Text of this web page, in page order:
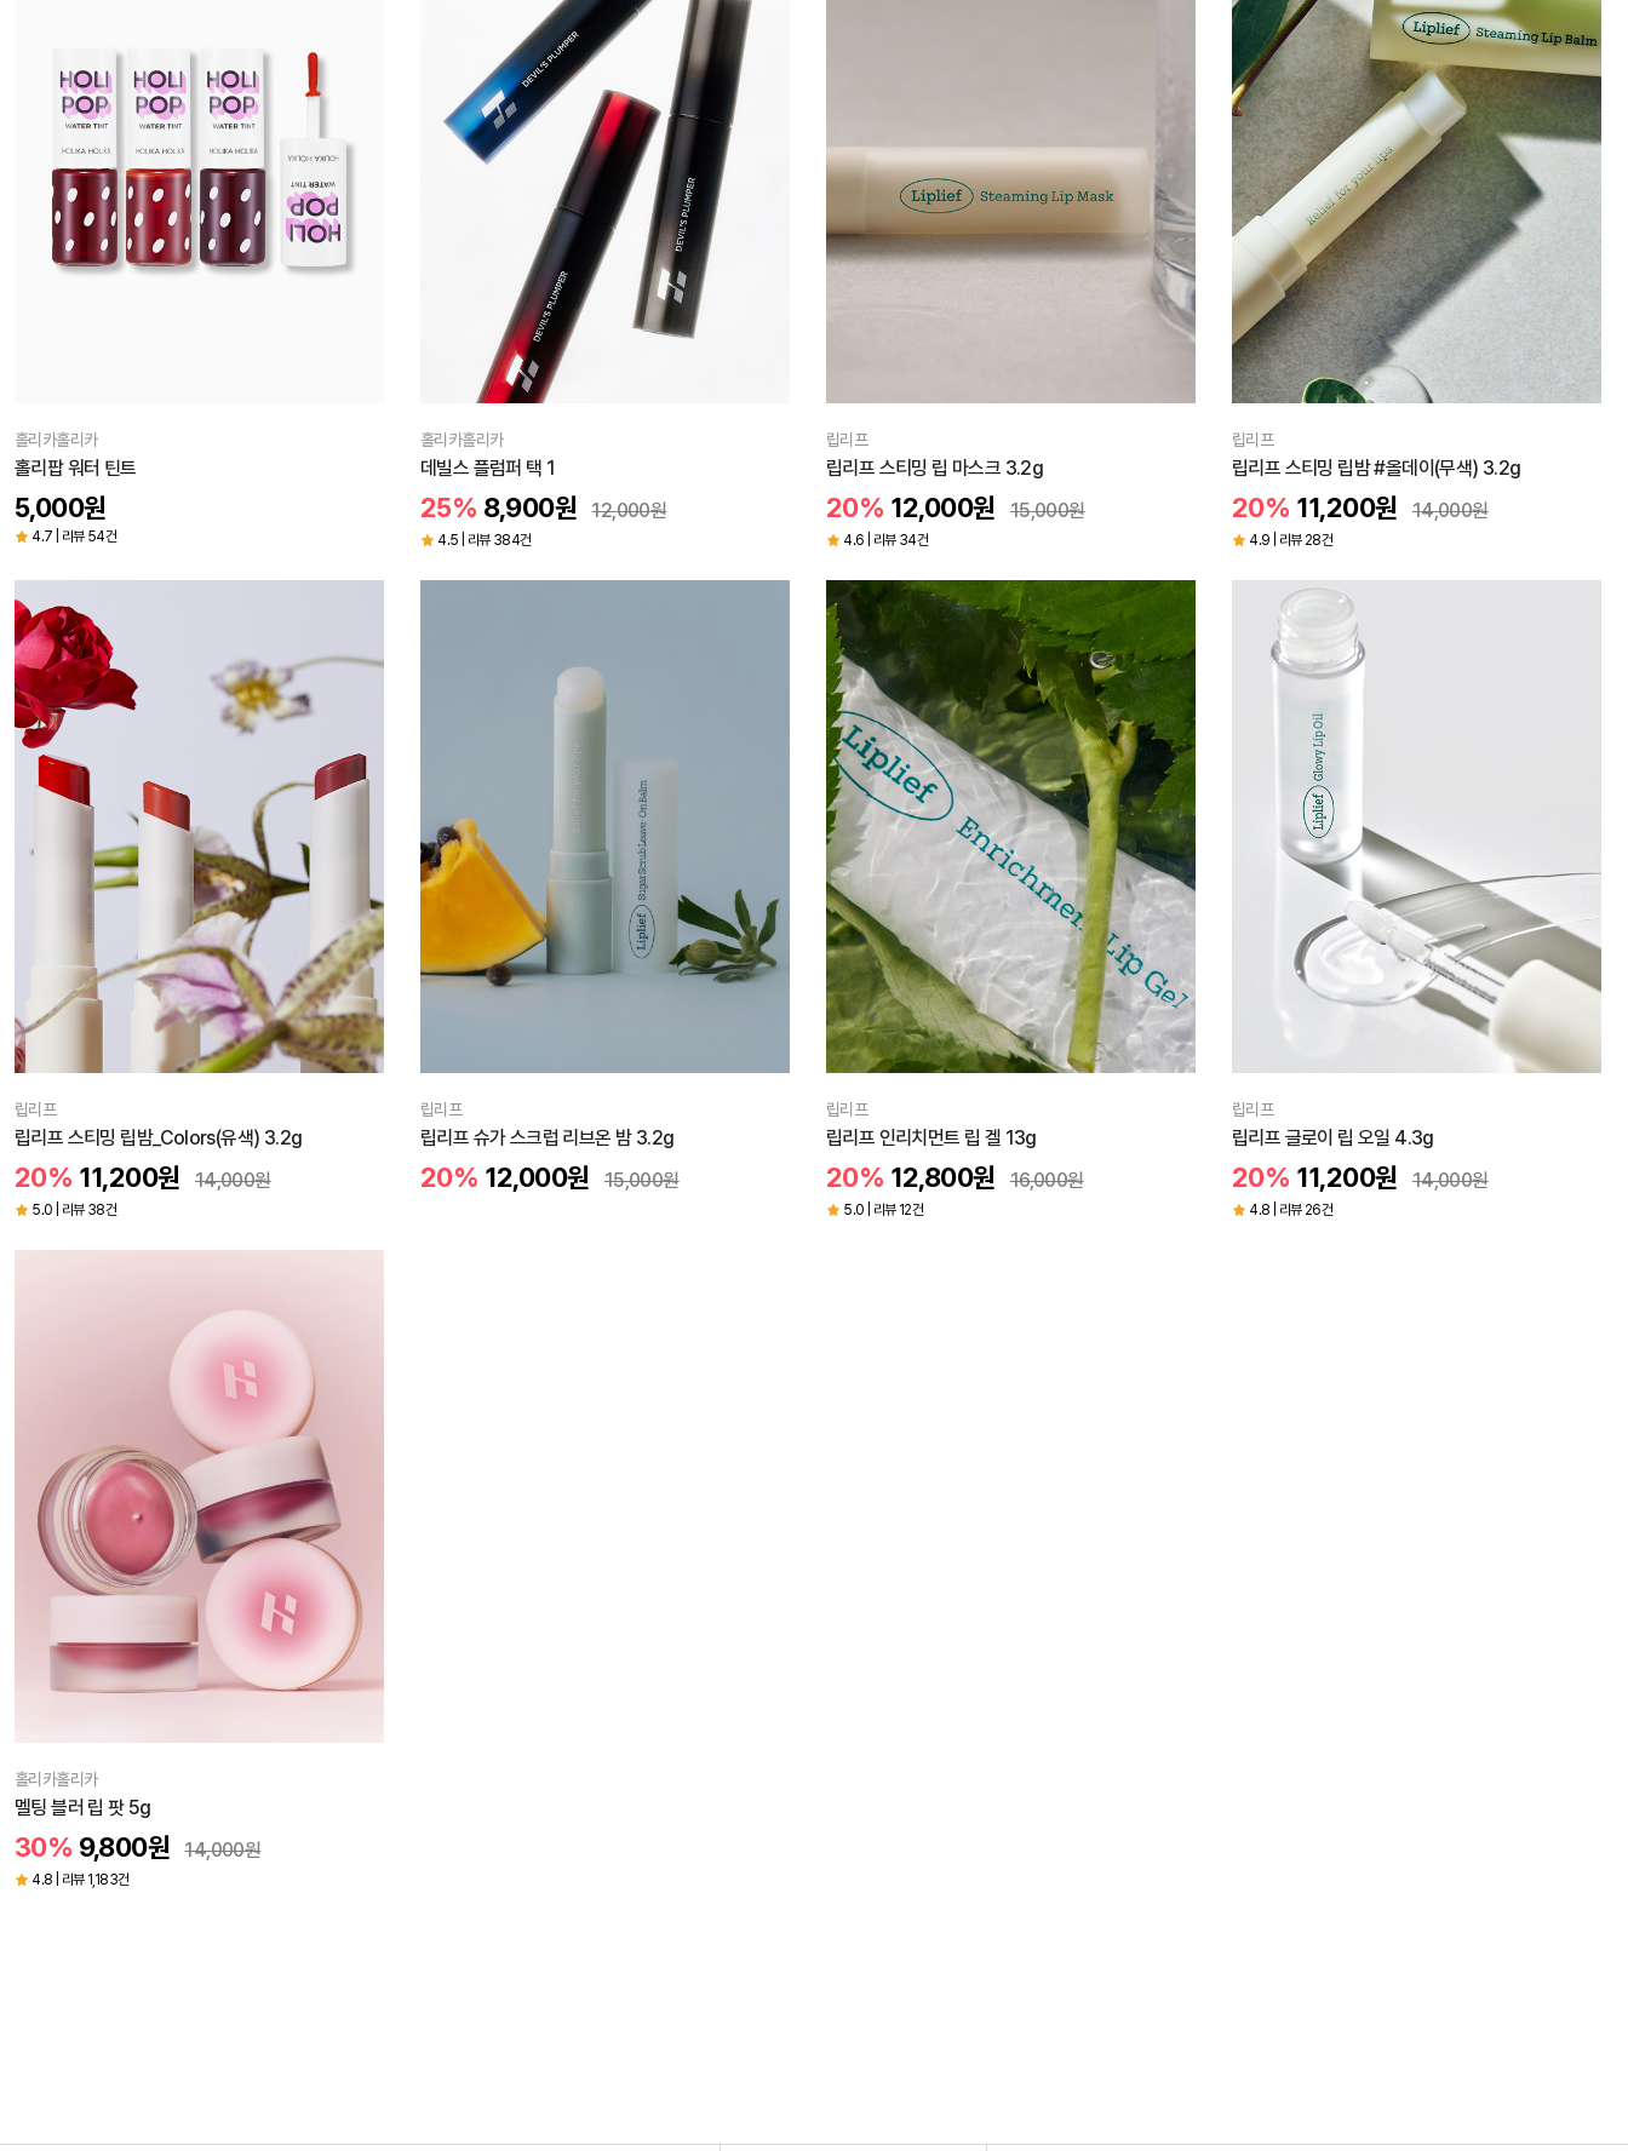
홀리카홀리카
홀리팝 워터 틴트
5,000원
4.7 | 리뷰 54건
홀리카홀리카
데빌스 플럼퍼 택 1
25% 8,900원 12,000원
4.5 | 리뷰 384건
립리프
립리프 스티밍 립 마스크 3.2g
20% 12,000원 15,000원
4.6 | 리뷰 34건
립리프
립리프 스티밍 립밤 #올데이(무색) 3.2g
20% 11,200원 14,000원
4.9 | 리뷰 28건
립리프
립리프 스티밍 립밤_Colors(유색) 3.2g
20% 11,200원 14,000원
5.0 | 리뷰 38건
립리프
립리프 슈가 스크럽 리브온 밤 3.2g
20% 12,000원 15,000원
립리프
립리프 인리치먼트 립 겔 13g
20% 12,800원 16,000원
5.0 | 리뷰 12건
립리프
립리프 글로이 립 오일 4.3g
20% 11,200원 14,000원
4.8 | 리뷰 26건
홀리카홀리카
멜팅 블러 립 팟 5g
30% 9,800원 14,000원
4.8 | 리뷰 1,183건